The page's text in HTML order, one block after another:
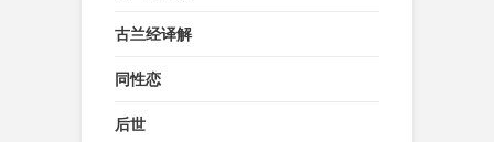
古兰经译解
同性恋
后世